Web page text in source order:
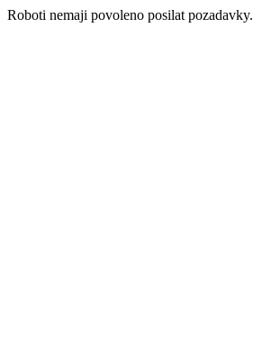
Roboti nemaji povoleno posilat pozadavky.